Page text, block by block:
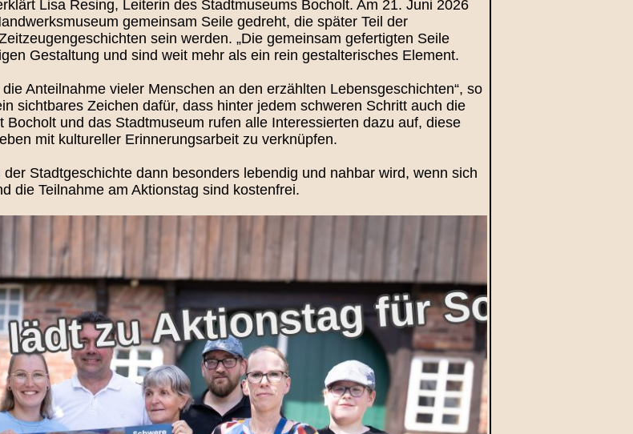
Lisa Resing, Leiterin des Stadtmuseums Bocholt. Am 21. Juni 2026
gemeinsam Seile gedreht, die später Teil der
sein werden. „Die gemeinsam gefertigten Seile
Gestaltung und sind weit mehr als ein rein gestalterisches Element.
Anteilnahme vieler Menschen an den erzählten Lebensgeschichten“, so
sichtbares Zeichen dafür, dass hinter jedem schweren Schritt auch die
und das Stadtmuseum rufen alle Interessierten dazu auf, diese
mit kultureller Erinnerungsarbeit zu verknüpfen.
Stadtgeschichte dann besonders lebendig und nahbar wird, wenn sich
die Teilnahme am Aktionstag sind kostenfrei.